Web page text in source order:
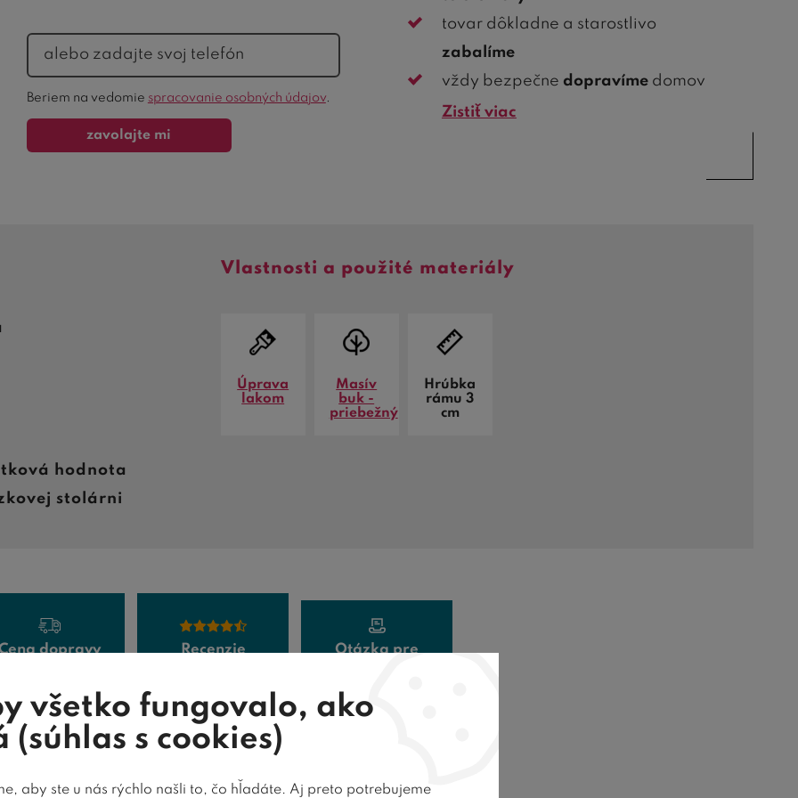
telefón
formulára
Beriem na vedomie spracovanie osobných údajov.
zavolajte mi
tovar dôkladne a starostlivo
zabalíme
vždy bezpečne dopravímedomov
Zistiť viac
hodnota
stolárni
Vlastnosti a použité materiály
Úprava
lakom
Masív
buk -
priebežný
Hrúbka
rámu 3
cm
dopravy Recenzie
Otázka pre
všetko fungovalo, ako
(súhlas s cookies)
aby ste u nás rýchlo našli to, čo hľadáte. Aj preto potrebujeme